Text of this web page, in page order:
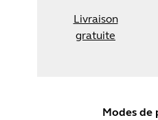
Livraison
gratuite
Modes de